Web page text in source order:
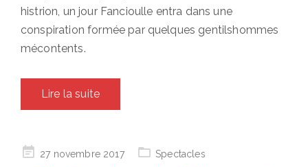
histrion, un jour Fancioulle entra dans une
conspiration formée par quelques gentilshommes
mécontents.
Lire la suite
Posted27 novembre 2017 Spectacles